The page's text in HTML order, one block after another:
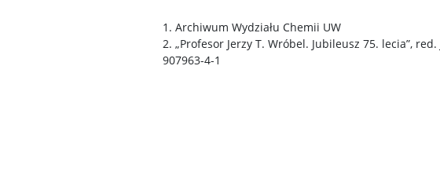
1. Archiwum Wydziału Chemii UW
2. „Profesor Jerzy T. Wróbel. Jubileusz 75. lecia”,
907963-4-1